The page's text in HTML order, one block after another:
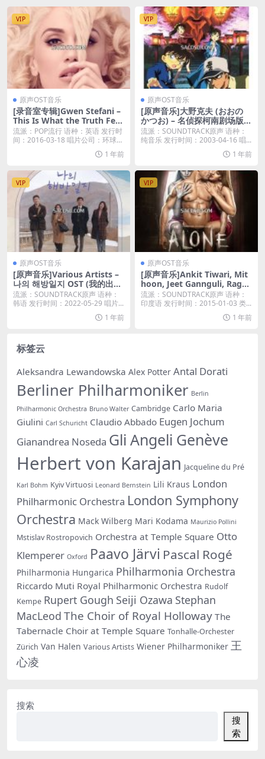
VIP
原声OST音乐
[录音室专辑]Gwen Stefani –
This Is What the Truth Feel
s Like (US Version) [iTunes
Plus M4A]
流派：POP流行 语种：英语 发行时
间：2016-03-18 唱片公司：环球唱
1 年前
VIP
原声OST音乐
[原声音乐]大野克夫 (おおの
かつお) – 名侦探柯南剧场版7
迷宫的十字路口 电影原声带 [i
Tunes Plus M4A]
流派：SOUNDTRACK原声 语种：
纯音乐 发行时间：2003-04-16 唱...
1 年前
VIP
原声OST音乐
[原声音乐]Various Artists –
나의 해방일지 OST (我的出走
日记 OST) [iTunes Plus M4
A]
流派：SOUNDTRACK原声 语种：
韩语 发行时间：2022-05-29 唱片...
1 年前
VIP
原声OST音乐
[原声音乐]Ankit Tiwari, Mit
hoon, Jeet Gannguli, Ragha
v Sachar & Dr Zeus – Alone
(Original Motion Picture So
undtrack) [iTunes Match M
流派：SOUNDTRACK原声 语种：
印度语 发行时间：2015-01-03 类...
1 年前
标签云
Aleksandra Lewandowska Alex Potter Antal Dorati
Berliner Philharmoniker Berlin
Philharmonic Orchestra Bruno Walter Cambridge Carlo Maria
Giulini Carl Schuricht Claudio Abbado Eugen Jochum
Gianandrea Noseda Gli Angeli Genève
Herbert von Karajan Jacqueline du Pré
Karl Bohm Kyiv Virtuosi Leonard Bernstein Lili Kraus London
Philharmonic Orchestra London Symphony
Orchestra Mack Wilberg Mari Kodama Maurizio Pollini
Mstislav Rostropovich Orchestra at Temple Square Otto
Klemperer Oxford Paavo Järvi Pascal Rogé
Philharmonia Hungarica Philharmonia Orchestra
Riccardo Muti Royal Philharmonic Orchestra Rudolf
Kempe Rupert Gough Seiji Ozawa Stephan
MacLeod The Choir of Royal Holloway The
Tabernacle Choir at Temple Square Tonhalle-Orchester
Zürich Van Halen Various Artists Wiener Philharmoniker 王
心凌
搜索
搜
索